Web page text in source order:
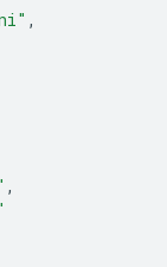
,
,